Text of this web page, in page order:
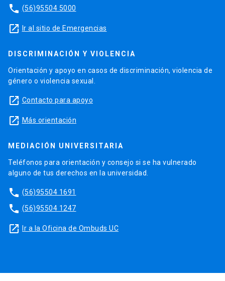
phone (56)95504 5000
launch Ir al sitio de Emergencias
DISCRIMINACIÓN Y VIOLENCIA
Orientación y apoyo en casos de discriminación, violencia de
género o violencia sexual.
launch Contacto para apoyo
launch Más orientación
MEDIACIÓN UNIVERSITARIA
Teléfonos para orientación y consejo si se ha vulnerado
alguno de tus derechos en la universidad.
phone (56)95504 1691
phone (56)95504 1247
launch Ir a la Oficina de Ombuds UC